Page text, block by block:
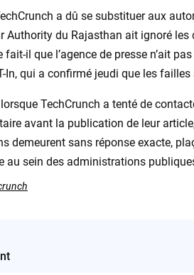
a dû se substituer aux
Authority du Rajasthan ait ignoré
fait-il que l’agence de presse n’ait
In, qui a confirmé jeudi que les
TechCrunch a tenté de
avant la publication de leur
demeurent sans réponse exacte,
au sein des administrations